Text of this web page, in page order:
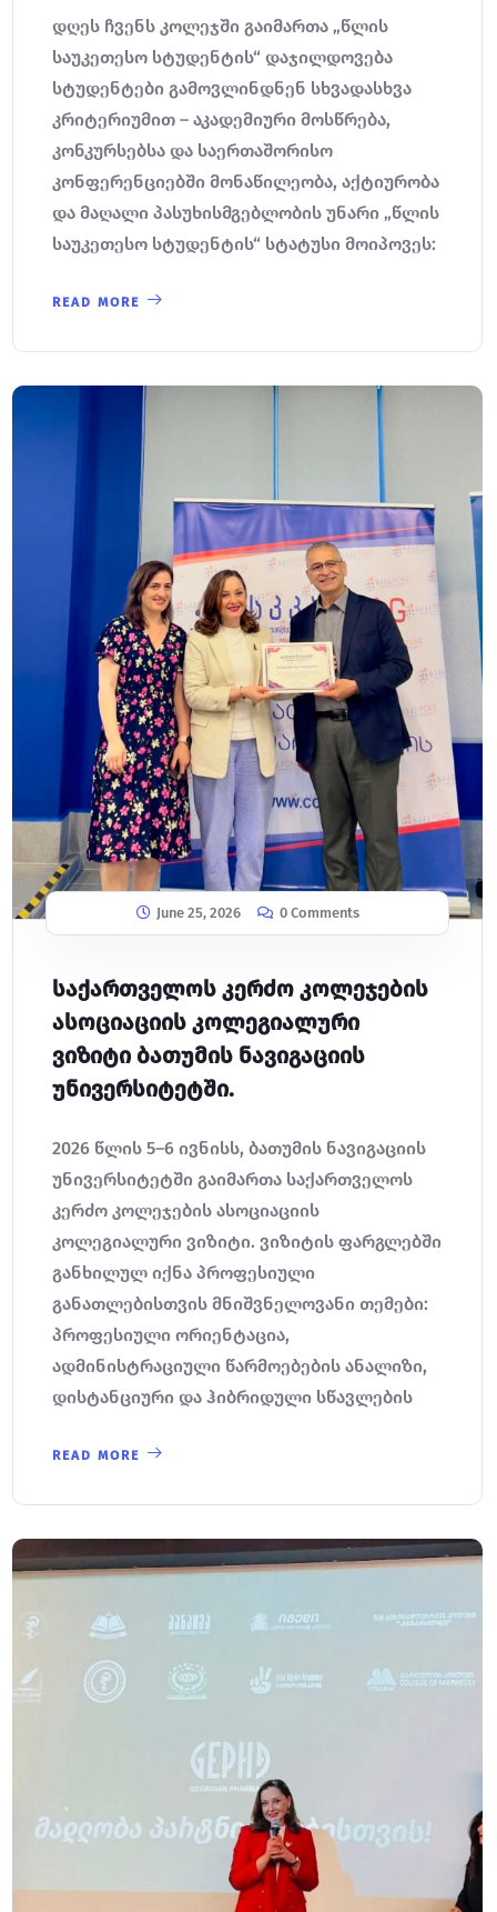
დღეს ჩვენს კოლეჯში გაიმართა „წლის
საუკეთესო სტუდენტის“ დაჯილდოვება
სტუდენტები გამოვლინდნენ სხვადასხვა
კრიტერიუმით – აკადემიური მოსწრება,
კონკურსებსა და საერთაშორისო
კონფერენციებში მონაწილეობა, აქტიურობა
და მაღალი პასუხისმგებლობის უნარი „წლის
საუკეთესო სტუდენტის“ სტატუსი მოიპოვეს:
READ MORE
June 25, 2026 0 Comments
საქართველოს კერძო კოლეჯების
ასოციაციის კოლეგიალური
ვიზიტი ბათუმის ნავიგაციის
უნივერსიტეტში.
2026 წლის 5–6 ივნისს, ბათუმის ნავიგაციის
უნივერსიტეტში გაიმართა საქართველოს
კერძო კოლეჯების ასოციაციის
კოლეგიალური ვიზიტი. ვიზიტის ფარგლებში
განხილულ იქნა პროფესიული
განათლებისთვის მნიშვნელოვანი თემები:
პროფესიული ორიენტაცია,
ადმინისტრაციული წარმოებების ანალიზი,
დისტანციური და ჰიბრიდული სწავლების
READ MORE